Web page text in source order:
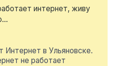
интернет, живу
Интернет в Ульяновске.
не работает